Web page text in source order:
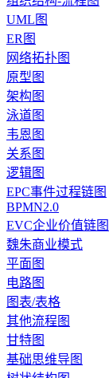
UML图
ER图
网络拓扑图
原型图
架构图
泳道图
韦恩图
关系图
逻辑图
EPC事件过程链图
BPMN2.0
EVC企业价值链图
魏朱商业模式
平面图
电路图
图表/表格
其他流程图
甘特图
基础思维导图